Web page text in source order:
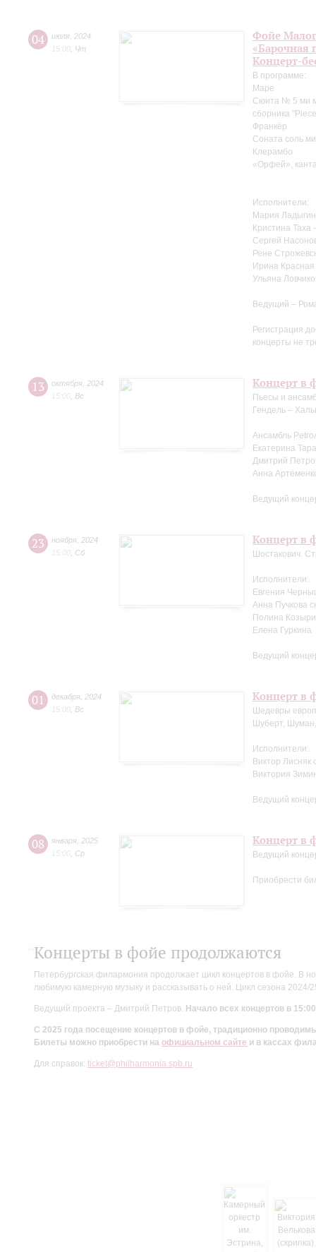
04 июля 2024
15:00 Чт
Фойе
«Барочная
Концерт-
В программе:
Маре
Сюита № 5 ми
сборника
Франкёр
Соната соль
Клерамбо
«Орфей»,
Исполнители:
Мария
Кристина Таха
Сергей
Рене
Ирина Красная
Ульяна
Ведущий –
Регистрация
концерты не
13 октября 2024
15:00 Вс
Концерт в
Пьесы и
Гендель –
Ансамбль
Екатерина
Дмитрий
Анна
Ведущий
23 ноября 2024
15:00 Сб
Концерт в
Шостакович.
Исполнители:
Евгения
Анна Пучкова
Полина
Елена Гуркина
Ведущий
01 декабря 2024
15:00 Вс
Концерт в
Шедевры
Шуберт,
Исполнители:
Виктор Лисняк
Виктория
Ведущий
08 января 2025
15:00 Ср
Концерт в
Ведущий
Приобрести
Концерты в фойе продолжаются
Петербургская филармония продолжает цикл концертов в фойе. В
любимую камерную музыку и рассказывать о ней. Цикл сезона
Ведущий проекта – Дмитрий Петров. Начало всех концертов в
С 2025 года посещение концертов в фойе, традиционно
Билеты можно приобрести на официальном сайте и в кассах
Для справок: ticket@philharmonia.spb.ru